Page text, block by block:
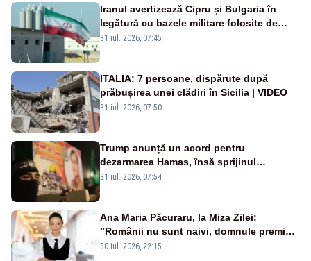
Iranul avertizează Cipru și Bulgaria în
legătură cu bazele militare folosite de
SUA
31 iul. 2026, 07:45
ITALIA: 7 persoane, dispărute după
prăbușirea unei clădiri în Sicilia | VIDEO
31 iul. 2026, 07:50
Trump anunță un acord pentru
dezarmarea Hamas, însă sprijinul
Israelului rămâne incert
31 iul. 2026, 07:54
Ana Maria Păcuraru, la Miza Zilei:
”Românii nu sunt naivi, domnule premier
Bolojan”
30 iul. 2026, 22:15